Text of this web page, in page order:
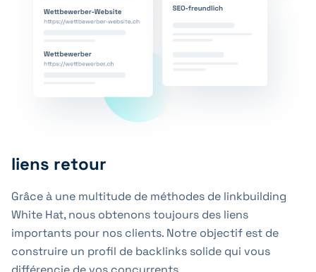
liens retour
Grâce à une multitude de méthodes de linkbuilding
White Hat, nous obtenons toujours des liens
importants pour nos clients. Notre objectif est de
construire un profil de backlinks solide qui vous